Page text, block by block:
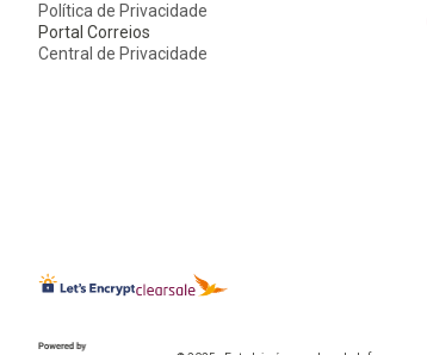
Política de Privacidade
Portal Correios
Central de Privacidade